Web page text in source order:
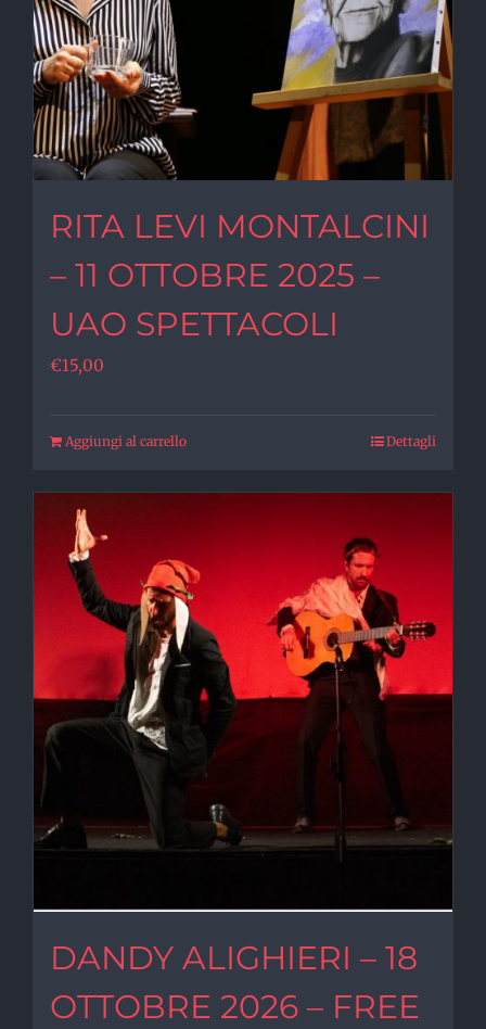
RITA LEVI MONTALCINI
– 11 OTTOBRE 2025 –
UAO SPETTACOLI
€15,00
Aggiungi al carrello Dettagli
DANDY ALIGHIERI – 18
OTTOBRE 2026 – FREE